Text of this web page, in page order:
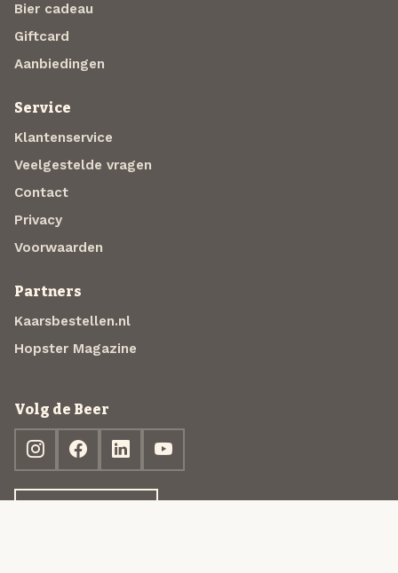
Bier cadeau
Giftcard
Aanbiedingen
Service
Klantenservice
Veelgestelde vragen
Contact
Privacy
Voorwaarden
Partners
Kaarsbestellen.nl
Hopster Magazine
Volg de Beer